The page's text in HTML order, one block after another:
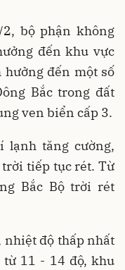
bộ phận không
đến khu vực
hưởng đến một số
Bắc trong đất
ven biển cấp 3.
lạnh tăng cường,
trời tiếp tục rét. Từ
Bắc Bộ trời rét
độ thấp nhất
11 - 14 độ, khu